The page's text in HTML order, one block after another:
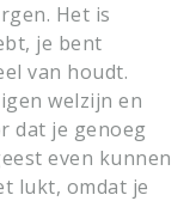
Het is
je bent
van houdt.
welzijn en
dat je genoeg
even kunnen
lukt, omdat je